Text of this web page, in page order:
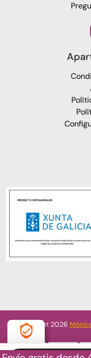
Copyright 2026